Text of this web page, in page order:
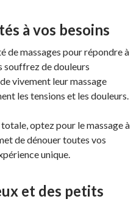
à vos besoins
de massages pour répondre à
souffrez de douleurs
vivement leur massage
les tensions et les douleurs.
optez pour le massage à
de dénouer toutes vos
unique.
et des petits